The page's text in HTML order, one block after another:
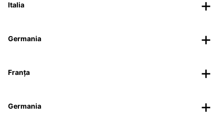
Italia
Germania
Franța
Germania